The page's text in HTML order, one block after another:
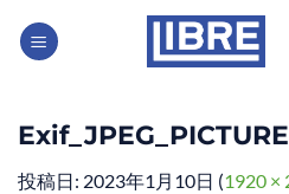
Exif_JPEG_PICTURE
投稿日: 2023年1月10日 (1920 ×